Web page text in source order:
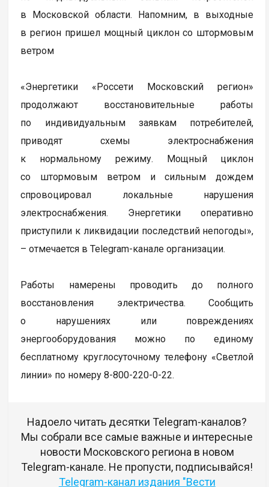
в Московской области. Напомним, в выходные
в регион пришел мощный циклон со штормовым
ветром
«Энергетики «Россети Московский регион»
продолжают восстановительные работы
по индивидуальным заявкам потребителей,
приводят схемы электроснабжения
к нормальному режиму. Мощный циклон
со штормовым ветром и сильным дождем
спровоцировал локальные нарушения
электроснабжения. Энергетики оперативно
приступили к ликвидации последствий непогоды»,
– отмечается в Telegram-канале организации.
Работы намерены проводить до полного
восстановления электричества. Сообщить
о нарушениях или повреждениях
энергооборудования можно по единому
бесплатному круглосуточному телефону «Светлой
линии» по номеру 8-800-220-0-22.
Надоело читать десятки Telegram-каналов?
Мы собрали все самые важные и интересные
новости Московского региона в новом
Telegram-канале. Не пропусти, подписывайся!
Telegram-канал издания "Вести